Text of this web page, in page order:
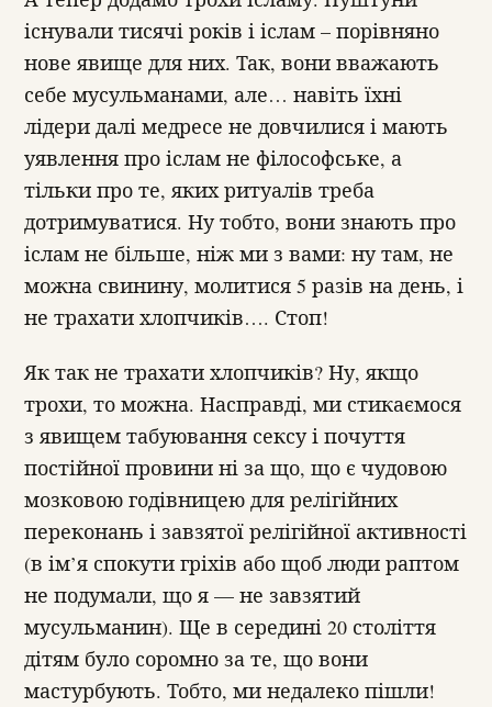
існували тисячі років і іслам – порівняно
нове явище для них. Так, вони вважають
себе мусульманами, але… навіть їхні
лідери далі медресе не довчилися і мають
уявлення про іслам не філософське, а
тільки про те, яких ритуалів треба
дотримуватися. Ну тобто, вони знають про
іслам не більше, ніж ми з вами: ну там, не
можна свинину, молитися 5 разів на день, і
не трахати хлопчиків…. Стоп!
Як так не трахати хлопчиків? Ну, якщо
трохи, то можна. Насправді, ми стикаємося
з явищем табуювання сексу і почуття
постійної провини ні за що, що є чудовою
мозковою годівницею для релігійних
переконань і завзятої релігійної активності
(в ім’я спокути гріхів або щоб люди раптом
не подумали, що я — не завзятий
мусульманин). Ще в середині 20 століття
дітям було соромно за те, що вони
мастурбують. Тобто, ми недалеко пішли!